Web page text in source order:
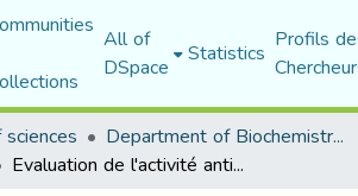
All of
DSpace Statistics Profils
Department of Biochemistry and Microbiology
Evaluation de l'activité antivenimeuse in vivo d’Artemisia campestris L